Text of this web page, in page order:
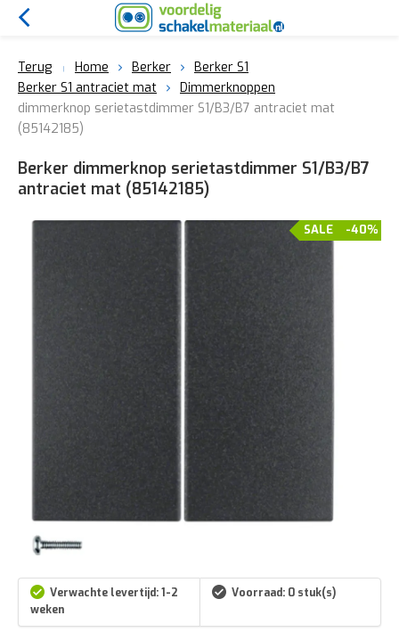
Terug Home Berker
Berker S1
Berker S1 antraciet mat
Dimmerknoppen
dimmerknop serietastdimmer S1/B3/B7 antraciet mat
(85142185)
Berker dimmerknop serietastdimmer S1/B3/B7
antraciet mat (85142185)
-40%
SALE
Verwachte levertijd: 1-2
weken
Voorraad: 0 stuk(s)